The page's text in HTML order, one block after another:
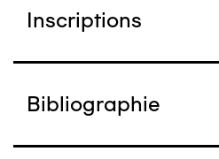
Inscriptions
Bibliographie